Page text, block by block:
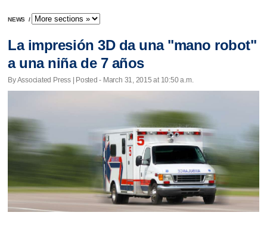
NEWS /
La impresión 3D da una "mano robot"
a una niña de 7 años
By Associated Press | Posted - March 31, 2015 at 10:50 a.m.